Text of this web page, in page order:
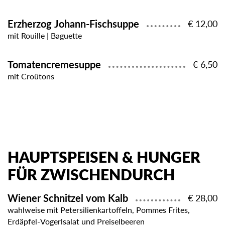
Erzherzog Johann-Fischsuppe € 12,00
mit Rouille | Baguette
Tomatencremesuppe € 6,50
mit Croûtons
HAUPTSPEISEN & HUNGER
FÜR ZWISCHENDURCH
Wiener Schnitzel vom Kalb € 28,00
wahlweise mit Petersilienkartoffeln, Pommes Frites,
Erdäpfel-Vogerlsalat und Preiselbeeren